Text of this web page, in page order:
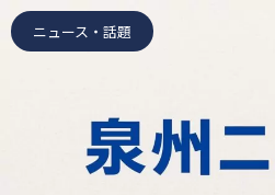
ニュース・話題